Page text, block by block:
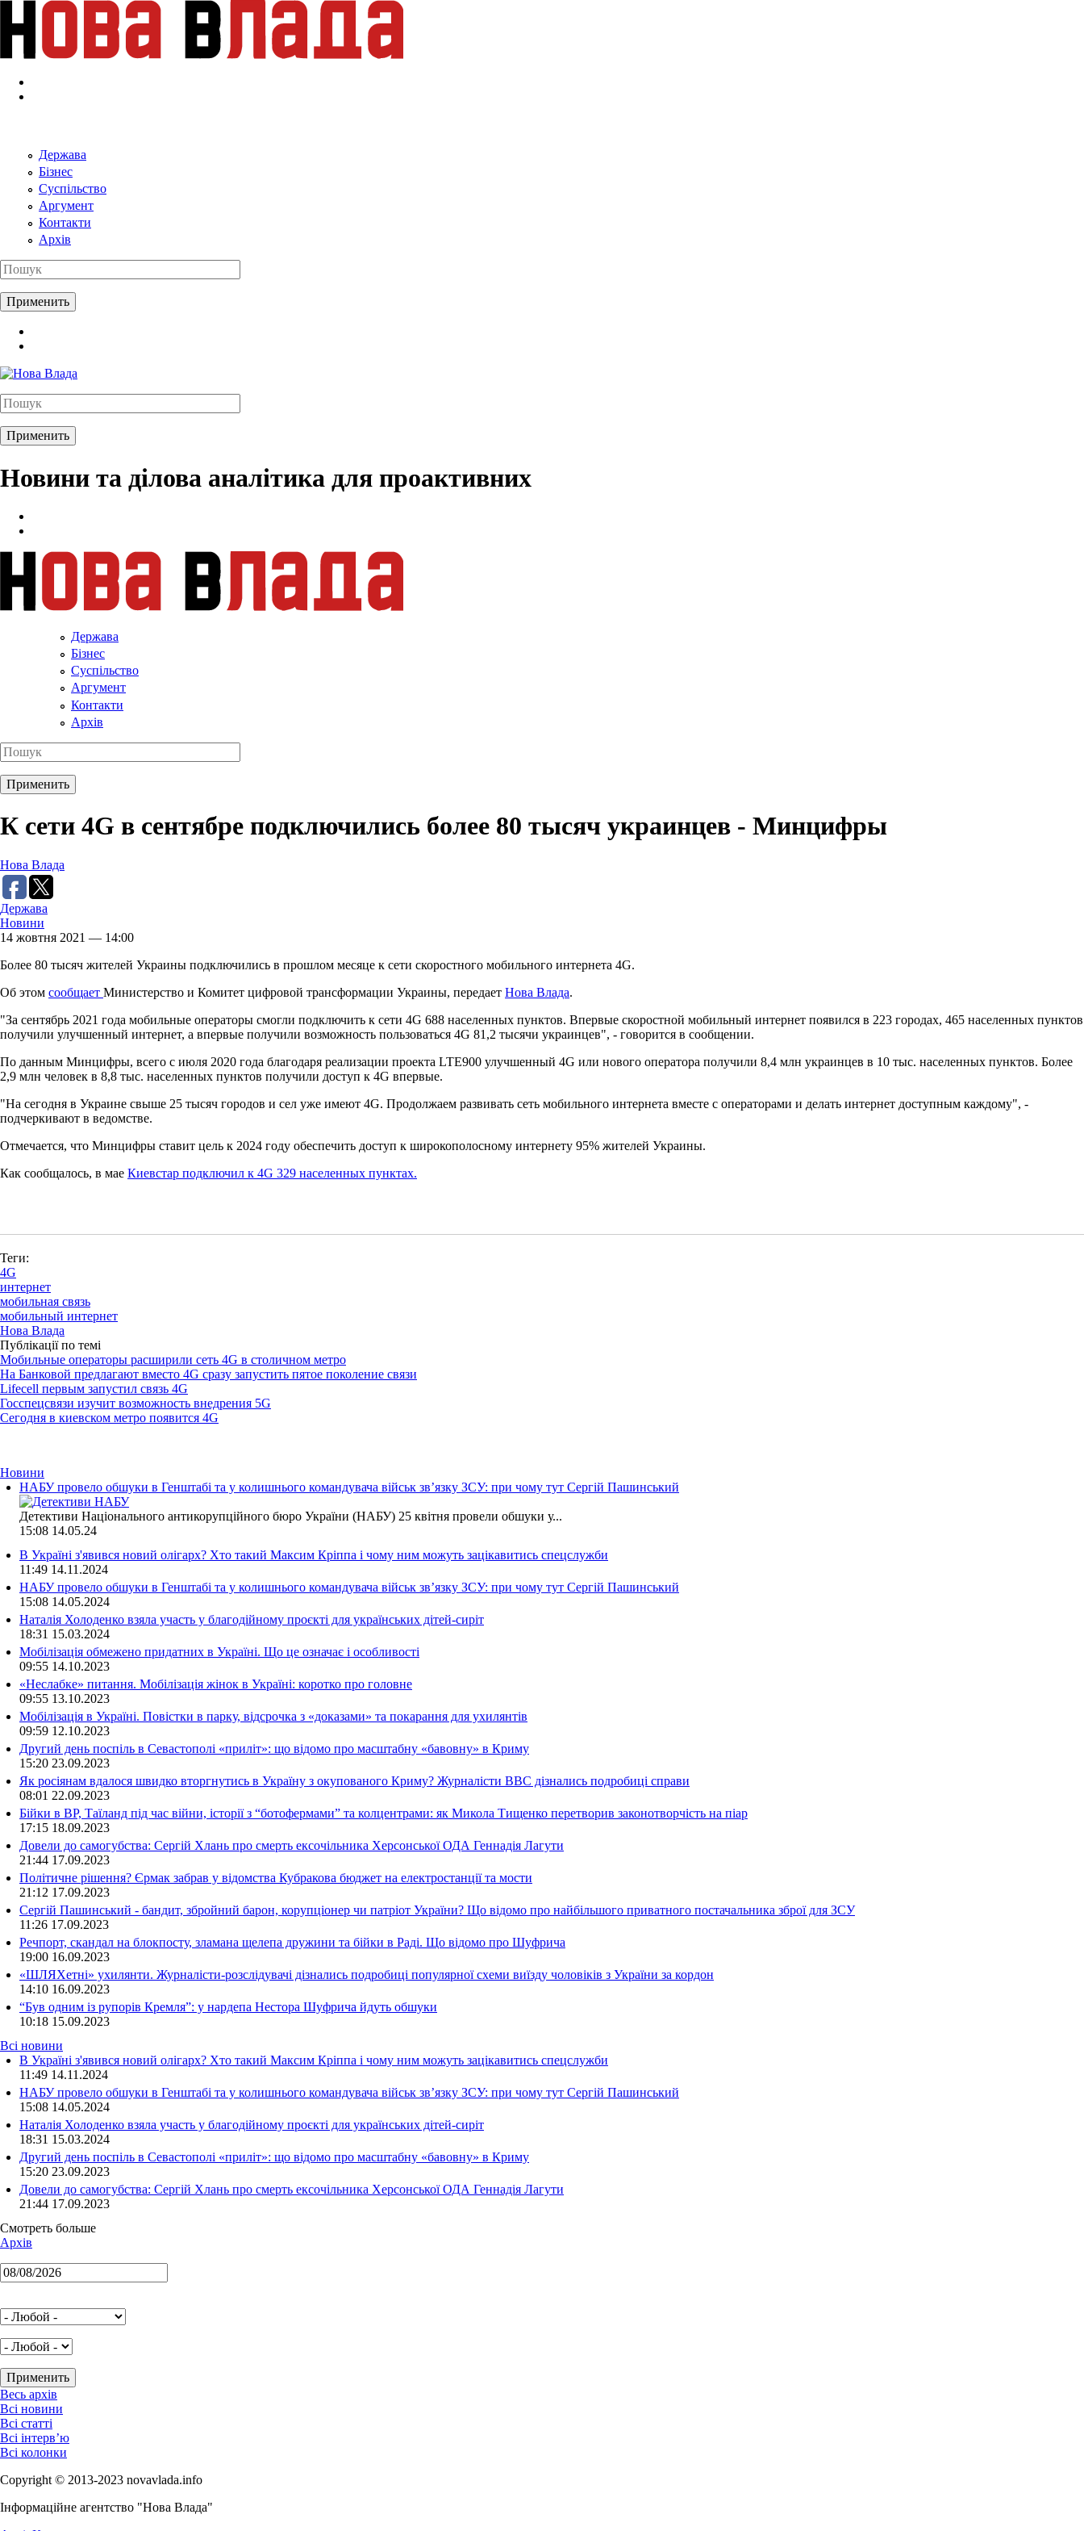
Перейти к основному содержанию
Держава
Бізнес
Суспільство
Аргумент
Контакти
Архів
Новини та ділова аналітика для проактивних
Держава
Бізнес
Суспільство
Аргумент
Контакти
Архів
К сети 4G в сентябре подключились более 80 тысяч украинцев - Минцифры
Нова Влада
Держава
Новини
14 жовтня 2021 — 14:00
Более 80 тысяч жителей Украины подключились в прошлом месяце к сети скоростного мобильного интернета 4G.
Об этом сообщает Министерство и Комитет цифровой трансформации Украины, передает Нова Влада.
"За сентябрь 2021 года мобильные операторы смогли подключить к сети 4G 688 населенных пунктов. Впервые скоростной мобильный интернет появился в 223 городах, 465 населенных пунктов
получили улучшенный интернет, а впервые получили возможность пользоваться 4G 81,2 тысячи украинцев", - говорится в сообщении.
По данным Минцифры, всего с июля 2020 года благодаря реализации проекта LTE900 улучшенный 4G или нового оператора получили 8,4 млн украинцев в 10 тыс. населенных пунктов. Более
2,9 млн человек в 8,8 тыс. населенных пунктов получили доступ к 4G впервые.
"На сегодня в Украине свыше 25 тысяч городов и сел уже имеют 4G. Продолжаем развивать сеть мобильного интернета вместе с операторами и делать интернет доступным каждому", -
подчеркивают в ведомстве.
Отмечается, что Минцифры ставит цель к 2024 году обеспечить доступ к широкополосному интернету 95% жителей Украины.
Как сообщалось, в мае Киевстар подключил к 4G 329 населенных пунктах.
Теги:
4G
интернет
мобильная связь
мобильный интернет
Нова Влада
Публікації по темі
Мобильные операторы расширили сеть 4G в столичном метро
На Банковой предлагают вместо 4G сразу запустить пятое поколение связи
Lifecell первым запустил связь 4G
Госспецсвязи изучит возможность внедрения 5G
Сегодня в киевском метро появится 4G
Новини
НАБУ провело обшуки в Генштабі та у колишнього командувача військ зв’язку ЗСУ: при чому тут Сергій Пашинський
Детективи Національного антикорупційного бюро України (НАБУ) 25 квітня провели обшуки у...
15:08 14.05.24
В Україні з'явився новий олігарх? Хто такий Максим Кріппа і чому ним можуть зацікавитись спецслужби
11:49 14.11.2024
НАБУ провело обшуки в Генштабі та у колишнього командувача військ зв’язку ЗСУ: при чому тут Сергій Пашинський
15:08 14.05.2024
Наталія Холоденко взяла участь у благодійному проєкті для українських дітей-сиріт
18:31 15.03.2024
Мобілізація обмежено придатних в Україні. Що це означає і особливості
09:55 14.10.2023
«Неслабке» питання. Мобілізація жінок в Україні: коротко про головне
09:55 13.10.2023
Мобілізація в Україні. Повістки в парку, відсрочка з «доказами» та покарання для ухилянтів
09:59 12.10.2023
Другий день поспіль в Севастополі «приліт»: що відомо про масштабну «бавовну» в Криму
15:20 23.09.2023
Як росіянам вдалося швидко вторгнутись в Україну з окупованого Криму? Журналісти ВВС дізнались подробиці справи
08:01 22.09.2023
Бійки в ВР, Таїланд під час війни, історії з “ботофермами” та колцентрами: як Микола Тищенко перетворив законотворчість на піар
17:15 18.09.2023
Довели до самогубства: Сергій Хлань про смерть ексочільника Херсонської ОДА Геннадія Лагути
21:44 17.09.2023
Політичне рішення? Єрмак забрав у відомства Кубракова бюджет на електростанції та мости
21:12 17.09.2023
Сергій Пашинський - бандит, збройний барон, корупціонер чи патріот України? Що відомо про найбільшого приватного постачальника зброї для ЗСУ
11:26 17.09.2023
Речпорт, скандал на блокпосту, зламана щелепа дружини та бійки в Раді. Що відомо про Шуфрича
19:00 16.09.2023
«ШЛЯХетні» ухилянти. Журналісти-розслідувачі дізнались подробиці популярної схеми виїзду чоловіків з України за кордон
14:10 16.09.2023
“Був одним із рупорів Кремля”: у нардепа Нестора Шуфрича йдуть обшуки
10:18 15.09.2023
Всі новини
В Україні з'явився новий олігарх? Хто такий Максим Кріппа і чому ним можуть зацікавитись спецслужби
11:49 14.11.2024
НАБУ провело обшуки в Генштабі та у колишнього командувача військ зв’язку ЗСУ: при чому тут Сергій Пашинський
15:08 14.05.2024
Наталія Холоденко взяла участь у благодійному проєкті для українських дітей-сиріт
18:31 15.03.2024
Другий день поспіль в Севастополі «приліт»: що відомо про масштабну «бавовну» в Криму
15:20 23.09.2023
Довели до самогубства: Сергій Хлань про смерть ексочільника Херсонської ОДА Геннадія Лагути
21:44 17.09.2023
Смотреть больше
Архів
Весь архів
Всі новини
Всі статті
Всі інтерв’ю
Всі колонки
Copyright © 2013-2023 novavlada.info
Інформаційне агентство "Нова Влада"